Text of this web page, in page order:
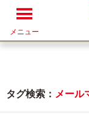
メニュー
タグ検索： メール